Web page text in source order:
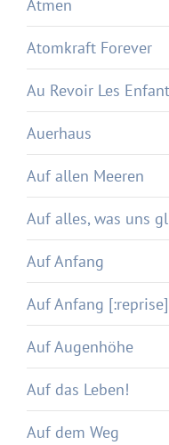
Atmen
Atomkraft Forever
Au Revoir Les
Auerhaus
Auf allen Meeren
Auf alles, was uns
Auf Anfang
Auf Anfang [:reprise]
Auf Augenhöhe
Auf das Leben!
Auf dem Weg